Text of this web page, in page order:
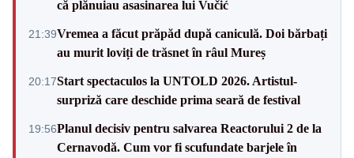
că plănuiau asasinarea lui Vučić
21:39Vremea a făcut prăpăd după caniculă. Doi bărbați
au murit loviți de trăsnet în râul Mureș
20:17Start spectaculos la UNTOLD 2026. Artistul-
surpriză care deschide prima seară de festival
19:56Planul decisiv pentru salvarea Reactorului 2 de la
Cernavodă. Cum vor fi scufundate barjele în